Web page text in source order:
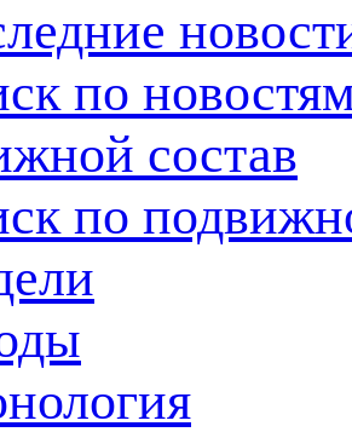
по
состав
по